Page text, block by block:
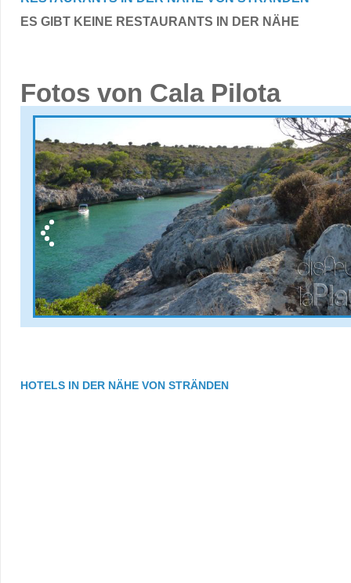
ES GIBT KEINE RESTAURANTS IN DER NÄHE
Fotos von Cala Pilota
HOTELS IN DER NÄHE VON STRÄNDEN